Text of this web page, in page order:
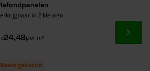
in 2 kleuren
24,48per m² Ga
Meest gekocht!